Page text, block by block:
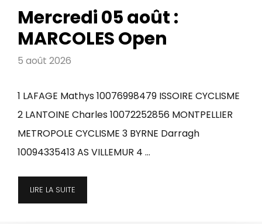
Mercredi 05 août :
MARCOLES Open
5 août 2026
1 LAFAGE Mathys 10076998479 ISSOIRE CYCLISME
2 LANTOINE Charles 10072252856 MONTPELLIER
METROPOLE CYCLISME 3 BYRNE Darragh
10094335413 AS VILLEMUR 4 …
LIRE LA SUITE